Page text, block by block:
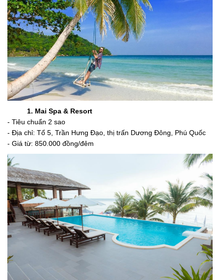
1. Mai Spa & Resort
- Tiêu chuẩn 2 sao
- Địa chỉ: Tổ 5, Trần Hưng Đạo, thị trấn Dương Đông, Phú Quốc
- Giá từ: 850.000 đồng/đêm